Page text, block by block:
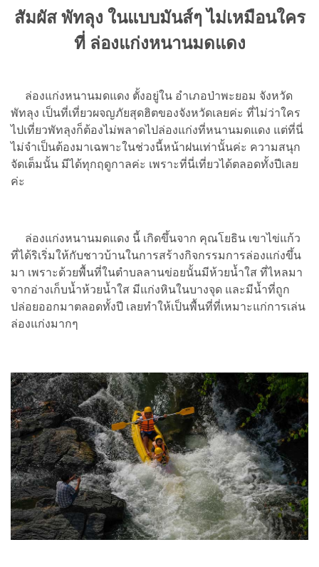
สัมผัส พัทลุง ในแบบมันส์ๆ ไม่เหมือนใคร
ที่ ล่องแก่งหนานมดแดง
ล่องแก่งหนานมดแดง ตั้งอยู่ใน อำเภอป่าพะยอม จังหวัด
พัทลุง เป็นที่เที่ยวผจญภัยสุดฮิตของจังหวัดเลยค่ะ ที่ไม่ว่าใคร
ไปเที่ยวพัทลุงก็ต้องไม่พลาดไปล่องแก่งที่หนานมดแดง แต่ที่นี่
ไม่จำเป็นต้องมาเฉพาะในช่วงนี้หน้าฝนเท่านั้นค่ะ ความสนุก
จัดเต็มนั้น มีได้ทุกฤดูกาลค่ะ เพราะที่นี่เที่ยวได้ตลอดทั้งปีเลย
ค่ะ
ล่องแก่งหนานมดแดง นี้ เกิดขึ้นจาก คุณโยธิน เขาไข่แก้ว
ที่ได้ริเริ่มให้กับชาวบ้านในการสร้างกิจกรรมการล่องแก่งขึ้น
มา เพราะด้วยพื้นที่ในตำบลลานข่อยนั้นมีห้วยน้ำใส ที่ไหลมา
จากอ่างเก็บน้ำห้วยน้ำใส มีแก่งหินในบางจุด และมีน้ำที่ถูก
ปล่อยออกมาตลอดทั้งปี เลยทำให้เป็นพื้นที่ที่เหมาะแก่การเล่น
ล่องแก่งมากๆ